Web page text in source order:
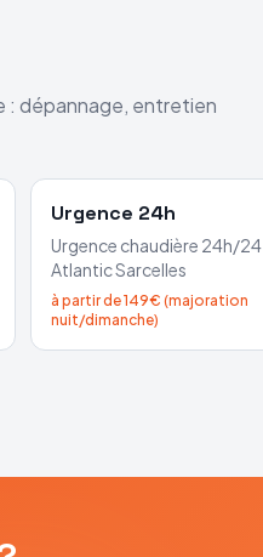
: dépannage, entretien
Urgence 24h
Urgence chaudière 24h/24
AtlanticSarcelles
à partir de 149€ (majoration
nuit/dimanche)